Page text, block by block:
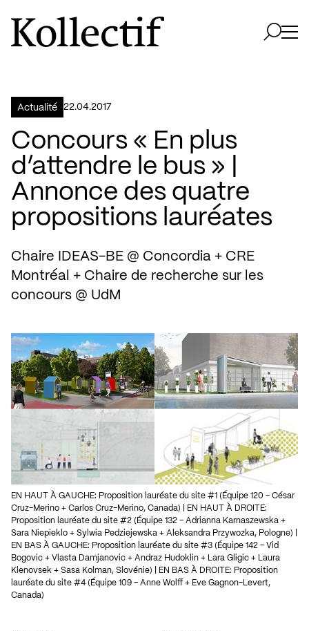
Aller à la page d'accueil
Logo Kollectif
Actualité 22.04.2017
Concours « En plus
d’attendre le bus » |
Annonce des quatre
propositions lauréates
Chaire IDEAS-BE @ Concordia + CRE
Montréal + Chaire de recherche sur les
concours @ UdM
EN HAUT À GAUCHE: Proposition lauréate du site #1 (Équipe 120 – César
Cruz-Merino + Carlos Cruz-Merino, Canada) | EN HAUT À DROITE:
Proposition lauréate du site #2 (Équipe 132 – Adrianna Karnaszewska +
Sara Niepieklo + Sylwia Pedziejewska + Aleksandra Przywozka, Pologne) |
EN BAS À GAUCHE: Proposition lauréate du site #3 (Équipe 142 – Vid
Bogovic + Vlasta Damjanovic + Andraz Hudoklin + Lara Gligic + Laura
Klenovsek + Sasa Kolman, Slovénie) | EN BAS À DROITE: Proposition
lauréate du site #4 (Équipe 109 – Anne Wolff + Eve Gagnon-Levert,
Canada)